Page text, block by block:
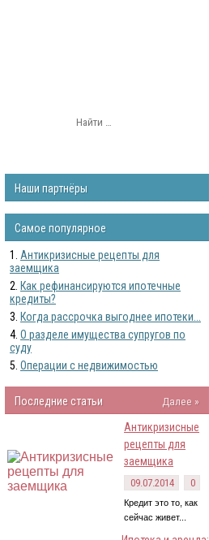
Наши партнёры
Самое популярное
Антикризисные рецепты для
заемщика
Как рефинансируются ипотечные
кредиты?
Когда рассрочка выгоднее ипотеки...
О разделе имущества супругов по
суду
Операции с недвижимостью
Последние статьи
Далее »
Антикризисные
рецепты для
заемщика
09.07.2014 0
Кредит это то, как
сейчас живет...